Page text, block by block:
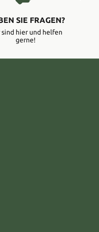
SIE FRAGEN?
sind hier und helfen
gerne!